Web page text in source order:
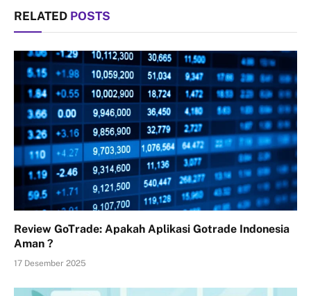
RELATED POSTS
Review GoTrade: Apakah Aplikasi Gotrade Indonesia
Aman ?
17 Desember 2025